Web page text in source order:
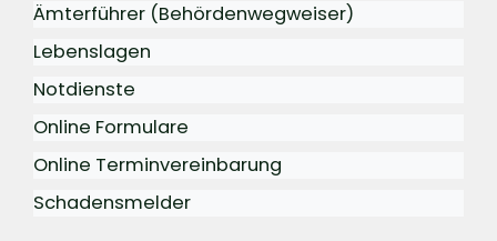
Ämterführer (Behördenwegweiser)
Lebenslagen
Notdienste
Online Formulare
Online Terminvereinbarung
Schadensmelder